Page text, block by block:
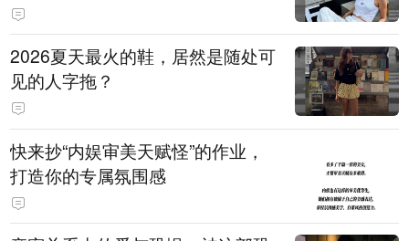
2026夏天最火的鞋，居然是随处可
见的人字拖？
快来抄“内娱审美天赋怪”的作业，
打造你的专属氛围感